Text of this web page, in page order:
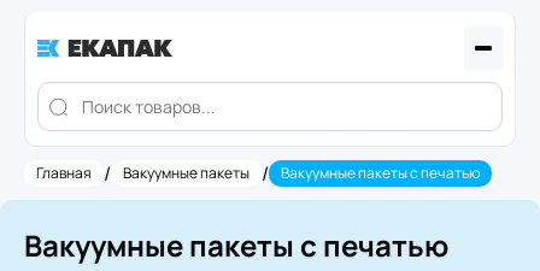
Главная / Вакуумные пакеты / Вакуумные пакеты с печатью
Вакуумные пакеты с печатью